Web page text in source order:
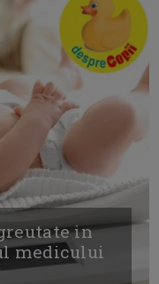
in
medicului